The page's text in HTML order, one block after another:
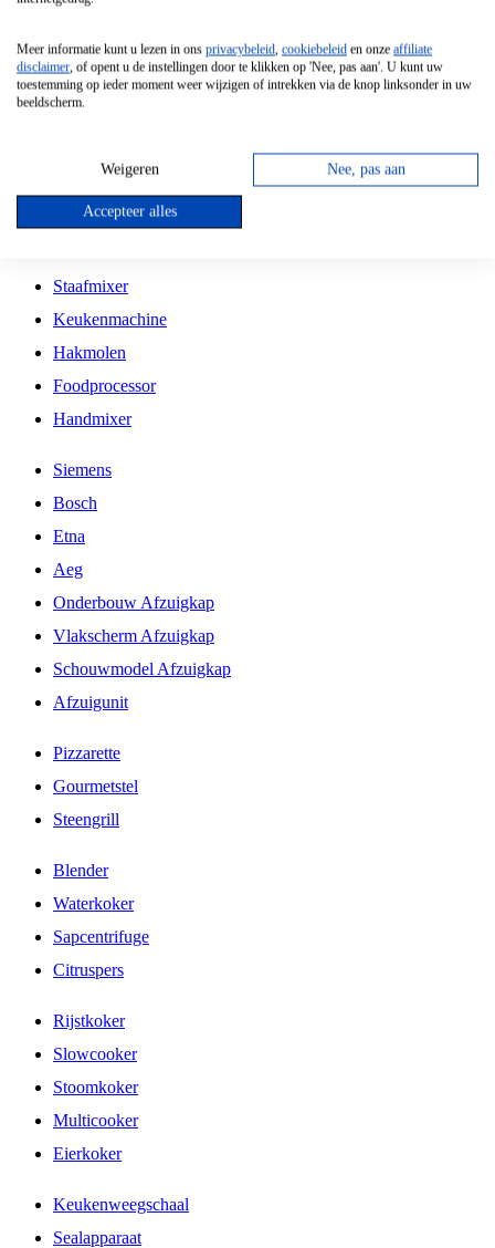
Vrijstaande Magnetron
Vrijstaande Kookplaat
Inbouw Gaskookplaat
Inbouw Keramische Kookplaat
Kookplaat Accessoires
Staafmixer
Keukenmachine
Hakmolen
Foodprocessor
Handmixer
Siemens
Bosch
Etna
Aeg
Onderbouw Afzuigkap
Vlakscherm Afzuigkap
Schouwmodel Afzuigkap
Afzuigunit
Pizzarette
Gourmetstel
Steengrill
Blender
Waterkoker
Sapcentrifuge
Citruspers
Rijstkoker
Slowcooker
Stoomkoker
Multicooker
Eierkoker
Keukenweegschaal
Sealapparaat
Meer informatie kunt u lezen in ons privacybeleid, cookiebeleid en onze affiliate
disclaimer, of opent u de instellingen door te klikken op 'Nee, pas aan'. U kunt uw
toestemming op ieder moment weer wijzigen of intrekken via de knop linksonder in uw
beeldscherm.
Weigeren Nee, pas aan
Accepteer alles